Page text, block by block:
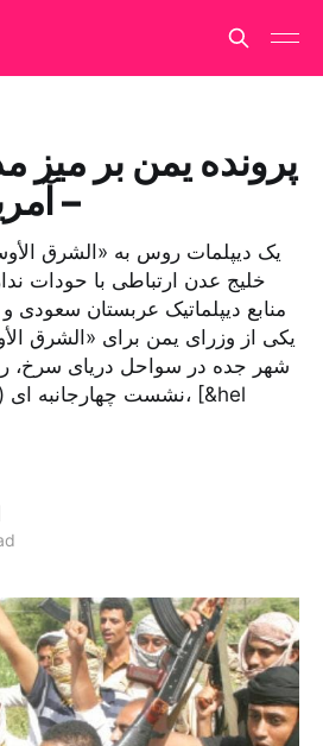
پرونده یمن بر میز
–
یک دیپلمات روس به «الشرق
خلیج عدن ارتباطی با حودات
منابع دیپلماتیک عربستان سعودی
یکی از وزرای یمن برای «الشرق
شهر جده در سواحل دریای سرخ،
نشست چهارجانبه ای (میان عربستان سعودی، [&hel